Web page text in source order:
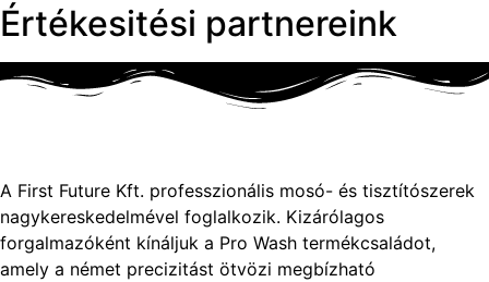
Értékesitési partnereink
A First Future Kft. professzionális mosó- és tisztítószerek
nagykereskedelmével foglalkozik. Kizárólagos
forgalmazóként kínáljuk a Pro Wash termékcsaládot,
amely a német precizitást ötvözi megbízható